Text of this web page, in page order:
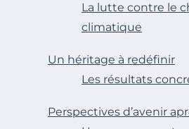
La lutte contre le
climatique
Un héritage à redéfinir
Les résultats
Perspectives d’avenir